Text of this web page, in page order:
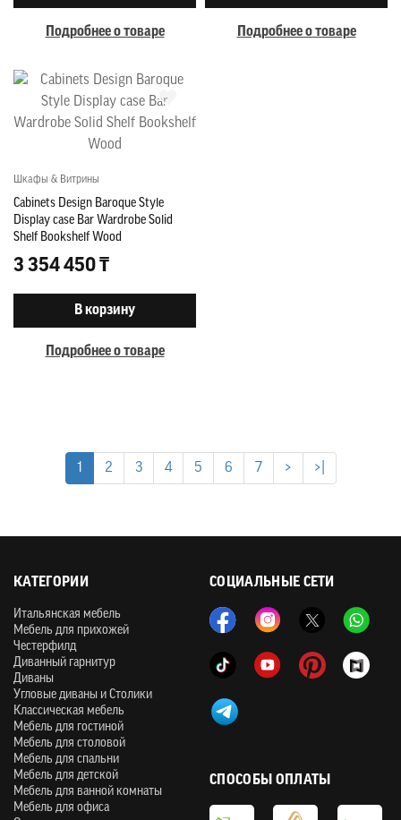
Подробнее о товаре Подробнее о товаре
Шкафы & Витрины
Cabinets Design Baroque Style
Display case Bar Wardrobe Solid
Shelf Bookshelf Wood
3 354 450 ₸
В корзину
Подробнее о товаре
1 2 3 4 5 6 7 > >|
СОЦИАЛЬНЫЕ СЕТИ
КАТЕГОРИИ
Итальянская мебель
Мебель для прихожей
Честерфилд
Диванный гарнитур
Диваны
Угловые диваны и Столики
Классическая мебель
Мебель для гостиной
Мебель для столовой
Мебель для спальни
Мебель для детской
Мебель для ванной комнаты
Мебель для офиса
СПОСОБЫ ОПЛАТЫ